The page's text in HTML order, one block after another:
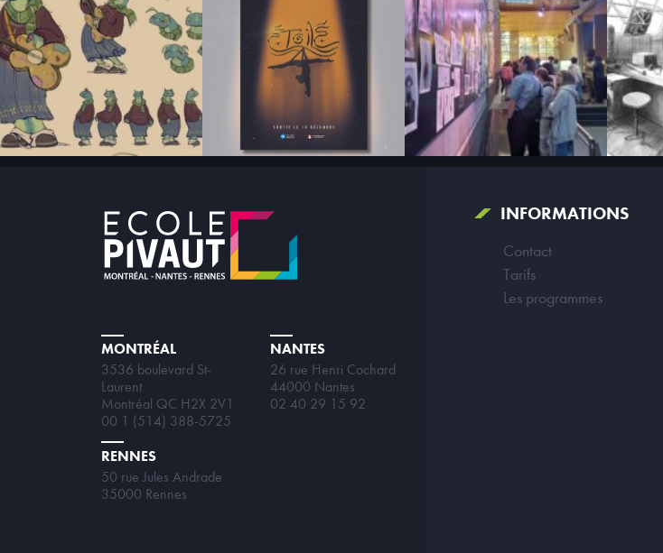
MONTRÉAL
3536 boulevard St-
Laurent
Montréal QC H2X 2V1
00 1 (514) 388-5725
NANTES
26 rue Henri Cochard
44000 Nantes
02 40 29 15 92
RENNES
50 rue Jules Andrade
35000 Rennes
INFORMATIONS
Contact
Tarifs
Les programmes